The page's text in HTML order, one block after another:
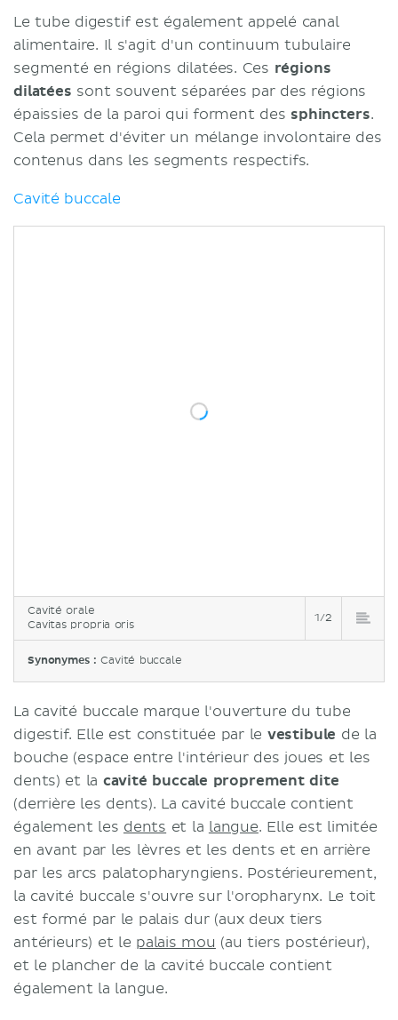
Le tube digestif est également appelé canal
alimentaire. Il s'agit d'un continuum tubulaire
segmenté en régions dilatées. Ces régions
dilatées sont souvent séparées par des régions
épaissies de la paroi qui forment des sphincters.
Cela permet d'éviter un mélange involontaire des
contenus dans les segments respectifs.
Cavité buccale
Cavité orale
Cavitas propria oris
1/2
Synonymes :Cavité buccale
La cavité buccale marque l'ouverture du tube
digestif. Elle est constituée par le vestibule de la
bouche (espace entre l'intérieur des joues et les
dents) et la cavité buccale proprement dite
(derrière les dents). La cavité buccale contient
également les dents et la langue. Elle est limitée
en avant par les lèvres et les dents et en arrière
par les arcs palatopharyngiens. Postérieurement,
la cavité buccale s'ouvre sur l'oropharynx. Le toit
est formé par le palais dur (aux deux tiers
antérieurs) et le palais mou (au tiers postérieur),
et le plancher de la cavité buccale contient
également la langue.